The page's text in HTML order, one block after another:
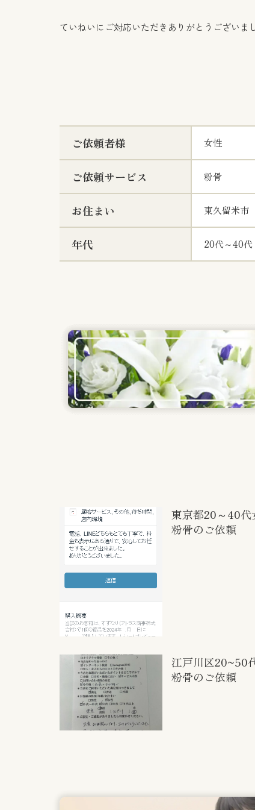
ていねいにご対応いただきありがとうございまし
ご依頼者様 女性
ご依頼サービス 粉骨
お住まい 東久留米市
年代 20代～40代
東京都20～40代
粉骨のご依頼
江戸川区20~50
粉骨のご依頼